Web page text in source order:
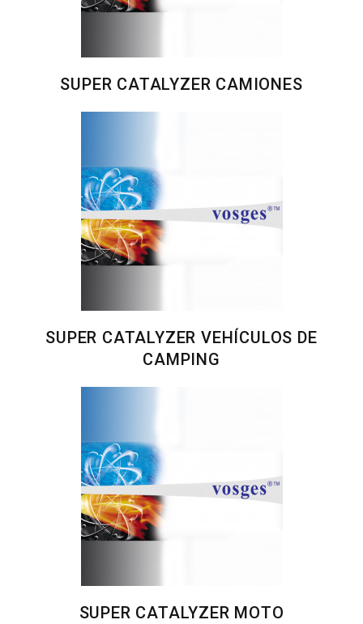
SUPER CATALYZER CAMIONES
SUPER CATALYZER VEHÍCULOS DE
CAMPING
SUPER CATALYZER MOTO